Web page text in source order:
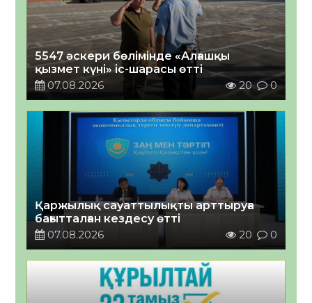
5547 әскери бөлімінде «Алғашқы
қызмет күні» іс-шарасы өтті
07.08.2026
20 0
Қаржылық сауаттылықты арттыруға
бағытталған кездесу өтті
07.08.2026
20 0